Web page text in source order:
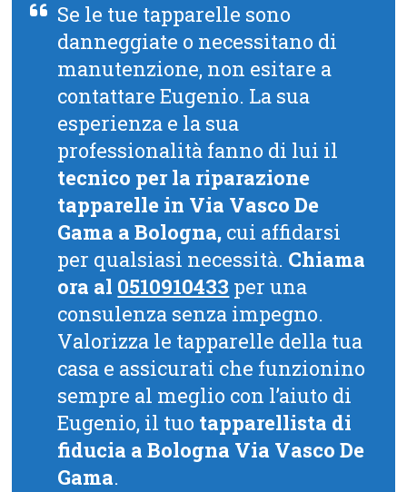
Se le tue tapparelle sono
danneggiate o necessitano di
manutenzione, non esitare a
contattare Eugenio. La sua
esperienza e la sua
professionalità fanno di lui il
tecnico per la riparazione
tapparelle in Via Vasco De
Gama a Bologna, cui affidarsi
per qualsiasi necessità. Chiama
ora al 0510910433 per una
consulenza senza impegno.
Valorizza le tapparelle della tua
casa e assicurati che funzionino
sempre al meglio con l’aiuto di
Eugenio, il tuo tapparellista di
fiducia a Bologna Via Vasco De
Gama.